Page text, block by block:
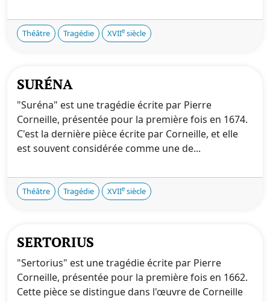
Théâtre Tragédie XVIIe siècle
SURÉNA
"Suréna" est une tragédie écrite par Pierre
Corneille, présentée pour la première fois en 1674.
C'est la dernière pièce écrite par Corneille, et elle
est souvent considérée comme une de...
Théâtre Tragédie XVIIe siècle
SERTORIUS
"Sertorius" est une tragédie écrite par Pierre
Corneille, présentée pour la première fois en 1662.
Cette pièce se distingue dans l'œuvre de Corneille